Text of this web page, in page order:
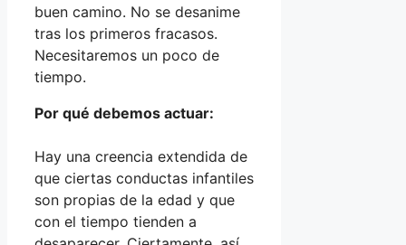
buen camino. No se desanime
tras los primeros fracasos.
Necesitaremos un poco de
tiempo.
Por qué debemos actuar:
Hay una creencia extendida de
que ciertas conductas infantiles
son propias de la edad y que
con el tiempo tienden a